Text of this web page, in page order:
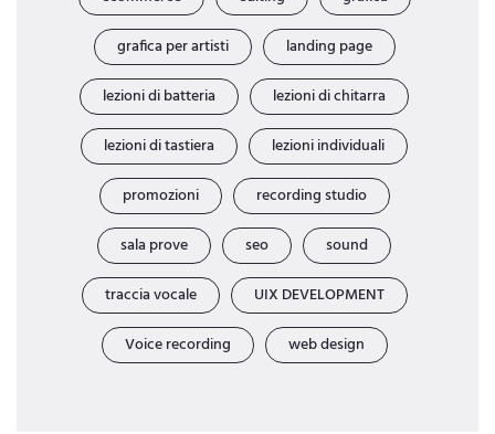
grafica per artisti
landing page
lezioni di batteria
lezioni di chitarra
lezioni di tastiera
lezioni individuali
promozioni
recording studio
sala prove
seo
sound
traccia vocale
UIX DEVELOPMENT
Voice recording
web design